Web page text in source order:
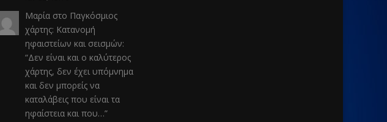
Μαρία στο Παγκόσμιος
χάρτης: Κατανομή
ηφαιστείων και σεισμών:
“Δεν είναι και ο καλύτερος
χάρτης, δεν έχει υπόμνημα
και δεν μπορείς να
καταλάβεις που είναι τα
ηφαίστεια και που…”